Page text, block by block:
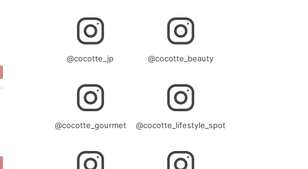
@cocotte_jp @cocotte_beauty
@cocotte_gourmet @cocotte_lifestyle_spot